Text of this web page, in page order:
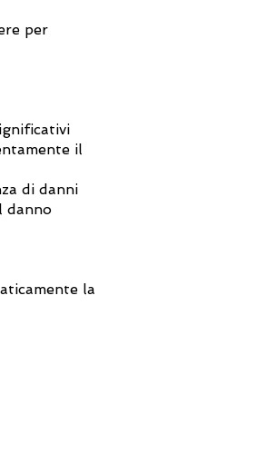
per
il
di danni
danno
la